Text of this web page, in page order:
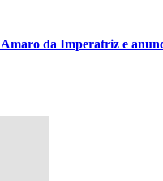
da Imperatriz e